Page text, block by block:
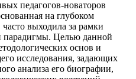
педагогов-новаторов
на глубоком
выходила за рамки
парадигмы. Целью данной
основ и
исследования, задающих
анализа его биографии,